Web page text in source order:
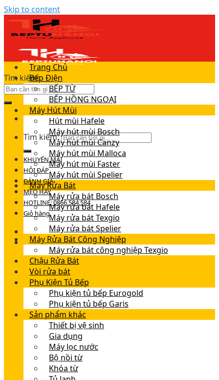
Skip to content
Tìm kiếm:
Tìm kiếm:
KHUYẾN MÃI
HỎI ĐÁP
ĐÁNH GIÁ
MẸO HAY
HOTLINE: 0866.584.584
Giỏ hàng
Trang Chủ
Bếp Điện
BẾP TỪ
BẾP HỒNG NGOẠI
Máy Hút Mùi
Hút mùi Hafele
Máy hút mùi Bosch
Máy hút mùi Canzy
Máy hút mùi Malloca
Máy hút mùi Faster
Máy hút mùi Spelier
Máy Rửa Bát
Máy rửa bát Bosch
Máy rửa bát Hafele
Máy rửa bát Texgio
Máy rửa bát Spelier
Máy Rửa Bát Công Nghiệp
Máy rửa bát công nghiệp Texgio
Chậu Rửa Bát
Vòi rửa bát
Phụ Kiện Tủ Bếp
Phụ kiện tủ bếp Eurogold
Phụ kiện tủ bếp Garis
Sản phẩm khác
Thiết bị vệ sinh
Gia dụng
Máy lọc nước
Bộ nồi từ
Khóa từ